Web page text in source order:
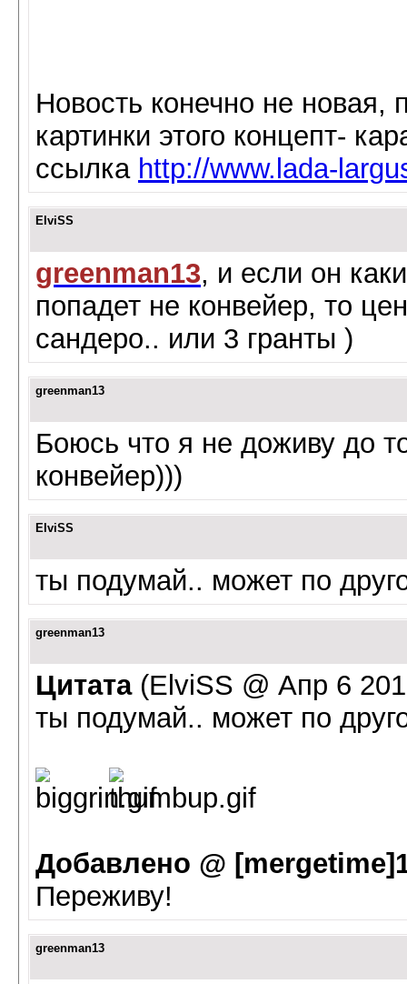
Новость конечно не новая,
картинки этого концепт-
ссылка http://www.lada-
ElviSS
greenman13, и если он
попадет не конвейер, то
сандеро.. или 3 гранты )
greenman13
Боюсь что я не доживу до
конвейер)))
ElviSS
ты подумай.. может по
greenman13
Цитата(ElviSS @ Апр 6
ты подумай.. может по
Добавлено @
Переживу!
greenman13